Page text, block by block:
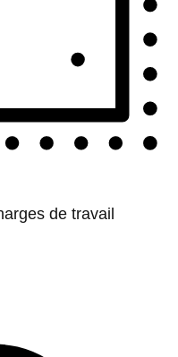
de travail